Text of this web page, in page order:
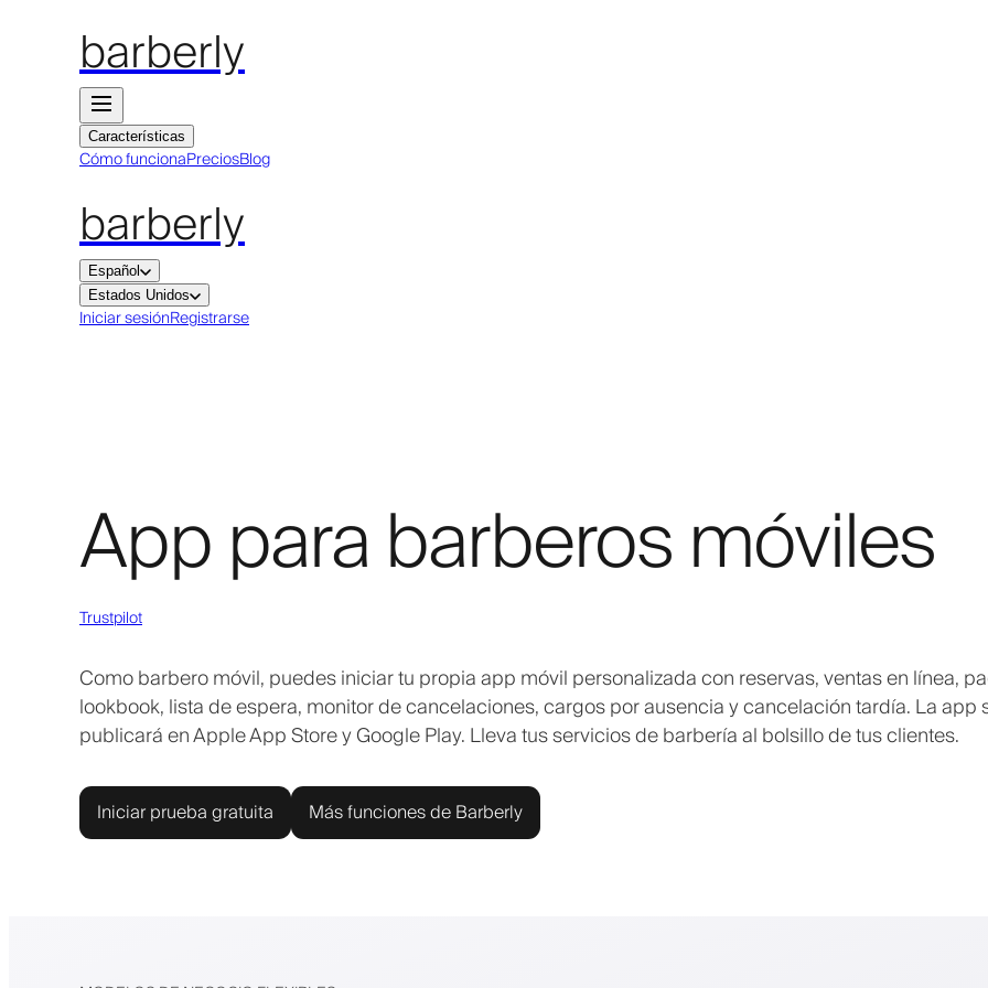
barberly
Características
Cómo funcionaPreciosBlog
barberly
Español
Estados Unidos
Iniciar sesiónRegistrarse
App para barberos móviles
Trustpilot
Como barbero móvil, puedes iniciar tu propia app móvil personalizada con reservas, ventas en línea,
lookbook, lista de espera, monitor de cancelaciones, cargos por ausencia y cancelación tardía. La app
publicará en Apple App Store y Google Play. Lleva tus servicios de barbería al bolsillo de tus clientes.
Iniciar prueba gratuita Más funciones de Barberly